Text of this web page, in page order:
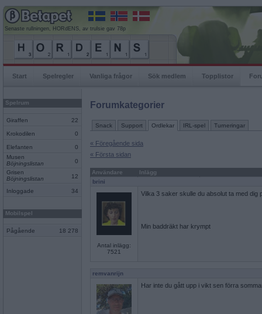
Senaste rullningen, HORdENS, av trulsie gav 78p
Start Spelregler Vanliga frågor Sök medlem Topplistor
Spelrum
Giraffen 22
Krokodilen 0
Elefanten
0
Musen
Böjningslistan
0
Grisen
Böjningslistan
12
Inloggade 34
Mobilspel
Pågående 18 278
Forumkategorier
Snack Support Ordlekar IRL-spel Turneringar
« Föregående sida
« Första sidan
Användare
Inlägg
brini
Antal inlägg:
7521
Vilka 3 saker skulle du absolut ta med dig
Min baddräkt har krympt
remvanrijn
Har inte du gått upp i vikt sen förra